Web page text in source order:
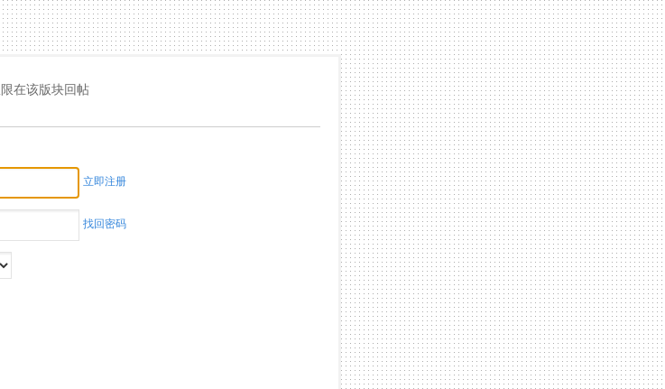
在该版块回帖
立即注册
找回密码